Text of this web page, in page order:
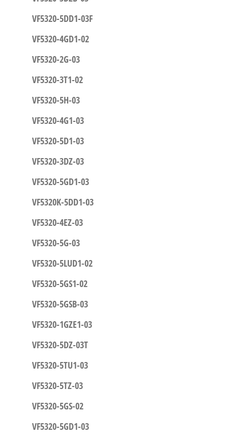
VF5320-5DD1-03F
VF5320-4GD1-02
VF5320-2G-03
VF5320-3T1-02
VF5320-5H-03
VF5320-4G1-03
VF5320-5D1-03
VF5320-3DZ-03
VF5320-5GD1-03
VF5320K-5DD1-03
VF5320-4EZ-03
VF5320-5G-03
VF5320-5LUD1-02
VF5320-5GS1-02
VF5320-5GSB-03
VF5320-1GZE1-03
VF5320-5DZ-03T
VF5320-5TU1-03
VF5320-5TZ-03
VF5320-5GS-02
VF5320-5GD1-03